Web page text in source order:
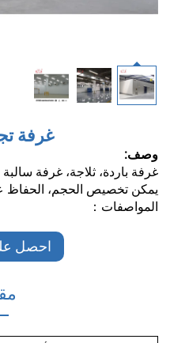
غرفة تجميد
ثلاجة، غرفة سالبة
الحجم، الحفاظ على التجميد
：
احصل على عرض